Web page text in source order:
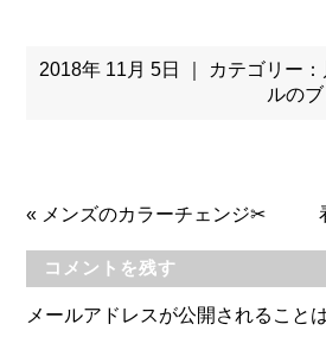
2018年 11月 5日 ｜ カテゴリー：
ルの
« メンズのカラーチェンジ✂
コメントを残す
メールアドレスが公開されること